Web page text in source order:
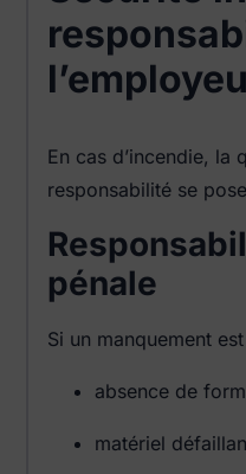
En cas d’incendie, la
responsabilité se
pénale
Si un manquement
absence de
matériel